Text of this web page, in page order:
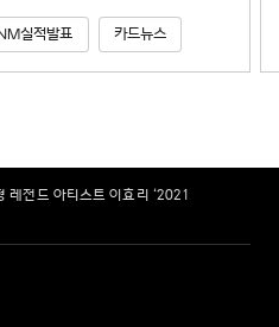
실적발표 카드뉴스
레전드 아티스트 이효리 ‘2021